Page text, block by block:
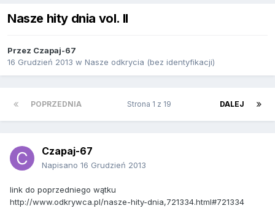
Nasze hity dnia vol. II
Przez Czapaj-67
16 Grudzień 2013 w Nasze odkrycia (bez identyfikacji)
POPRZEDNIA DALEJ
Strona 1 z 19
Czapaj-67
Napisano 16 Grudzień 2013
link do poprzedniego wątku
http://www.odkrywca.pl/nasze-hity-dnia,721334.html#721334